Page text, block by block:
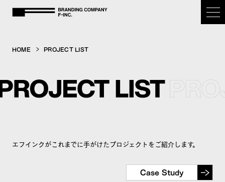
OUR PURPOSE
BRANDING COMPANY F-inc.
HOME PROJECT LIST
エフインクがこれまでに手がけたプロジェクトをご紹介します。
Case Study